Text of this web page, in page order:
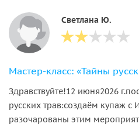
Светлана Ю.
Здравствуйте!12 июня2026
русских трав:создаём купаж
разочарованы этим